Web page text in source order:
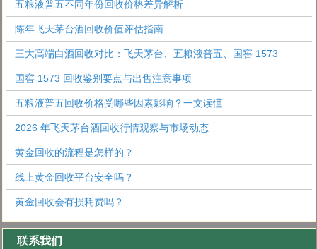
五粮液普五不同年份回收价格差异解析
陈年飞天茅台酒回收价值评估指南
三大高端白酒回收对比：飞天茅台、五粮液普五、国窖 1573
国窖 1573 回收鉴别要点与出售注意事项
五粮液普五回收价格受哪些因素影响？一文读懂
2026 年飞天茅台酒回收行情观察与市场动态
黄金回收的流程是怎样的？
线上黄金回收平台安全吗？
黄金回收会有损耗费吗？
联系我们